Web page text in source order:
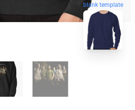
blank template